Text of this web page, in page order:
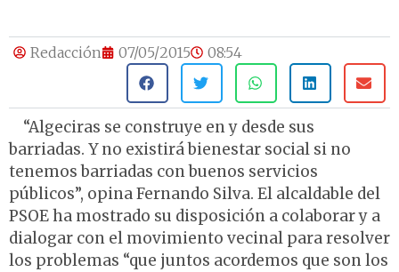
Redacción 07/05/2015 08:54
“Algeciras se construye en y desde sus
barriadas. Y no existirá bienestar social si no
tenemos barriadas con buenos servicios
públicos”, opina Fernando Silva. El alcaldable del
PSOE ha mostrado su disposición a colaborar y a
dialogar con el movimiento vecinal para resolver
los problemas “que juntos acordemos que son los